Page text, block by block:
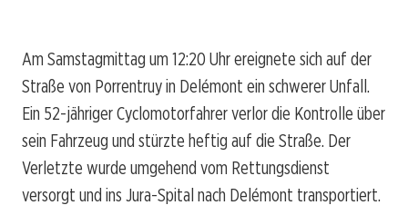
Am Samstagmittag um 12:20 Uhr ereignete sich auf der
Straße von Porrentruy in Delémont ein schwerer Unfall.
Ein 52-jähriger Cyclomotorfahrer verlor die Kontrolle über
sein Fahrzeug und stürzte heftig auf die Straße. Der
Verletzte wurde umgehend vom Rettungsdienst
versorgt und ins Jura-Spital nach Delémont transportiert.